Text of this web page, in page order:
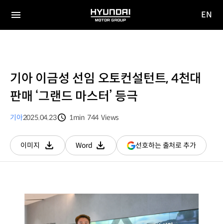
전체
HYUNDAI
MOTOR
EN
기아 이금성 선임 오토컨설턴트, 4천대
판매 ‘그랜드 마스터’ 등극
기아2025.04.23
1min 744 Views
이미지
다운로드
Word
다운로드
선호하는 출처로 추가(새
창